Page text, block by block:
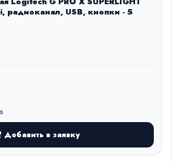
USB, кнопки - 5
Добавить в заявку